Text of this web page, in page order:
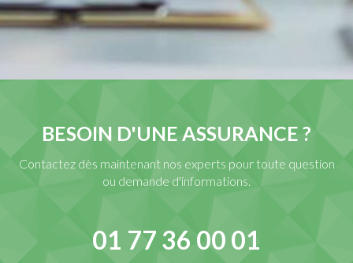
BESOIN D'UNE ASSURANCE ?
Contactez dès maintenant nos experts pour toute question
ou demande d'informations.
01 77 36 00 01